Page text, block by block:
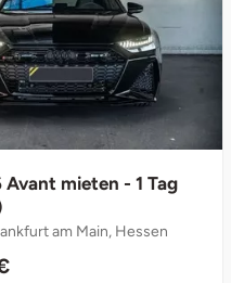
Avant mieten - 1 Tag
am Main, Hessen